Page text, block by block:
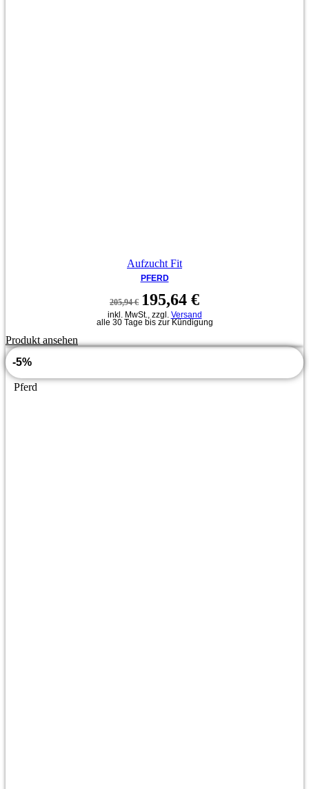
Aufzucht Fit
PFERD
205,94€
Ursprünglicher
Preis
war:
195,64 €Aktueller
Preis
ist:
inkl. MwSt., zzgl. Versand
alle 30 Tage bis zur Kündigung
Produkt ansehen
-5%
Pferd